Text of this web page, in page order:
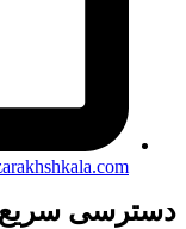
دسترسی سریع